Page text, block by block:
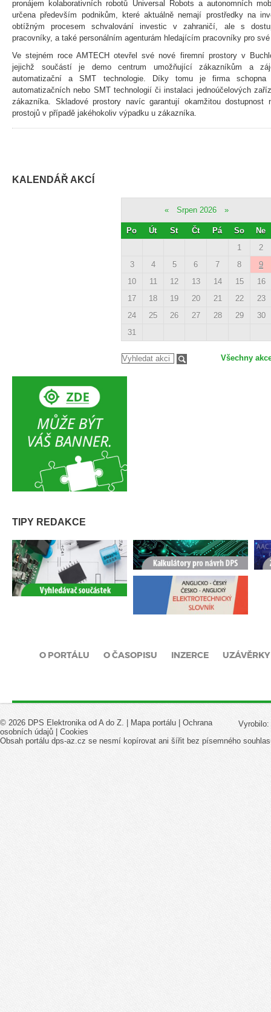
pronájem kolaborativních robotů Universal Robots a autonomních
určena především podnikům, které aktuálně nemají prostředky na
obtížným procesem schvalování investic v zahraničí, ale s
pracovníky, a také personálním agenturám hledajícím pracovníky pro
Ve stejném roce AMTECH otevřel své nové firemní prostory v
jejichž součástí je demo centrum umožňující zákazníkům a
automatizační a SMT technologie. Díky tomu je firma schopna
automatizačních nebo SMT technologií či instalaci jednoúčelových
zákazníka. Skladové prostory navíc garantují okamžitou dostupnost
prostojů v případě jakéhokoliv výpadku u zákazníka.
KALENDÁŘ AKCÍ
« Srpen 2026 »
Po Út St Čt Pá So
Ne
1
2
3
4 5 6 7 8
9
10
11 12 13 14 15
16
17
18 19 20 21 22
23
24
25 26 27 28 29
30
31
Všechny
TIPY REDAKCE
O PORTÁLU O ČASOPISU INZERCE UZÁVĚRKY
Vyrobilo:
© 2026 DPS Elektronika od A do Z. | Mapa portálu
Ochrana
osobních údajů
Cookies
Obsah portálu dps-az.cz se nesmí kopírovat ani šířit bez písemného